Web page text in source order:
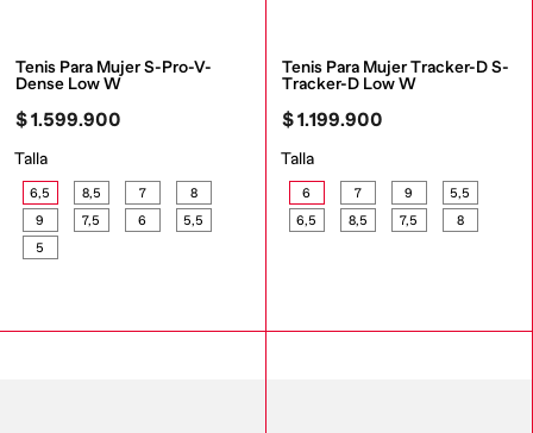
Tenis Para Mujer S-Pro-V-
Dense Low W
$1.599.900
Talla
6,5 8,5 7
8
9
7,5 6
5,5
5
Tenis Para Mujer Tracker-D S-
Tracker-D Low W
$1.199.900
Talla
6 7 9
5,5
6,5
8,5 7,5 8